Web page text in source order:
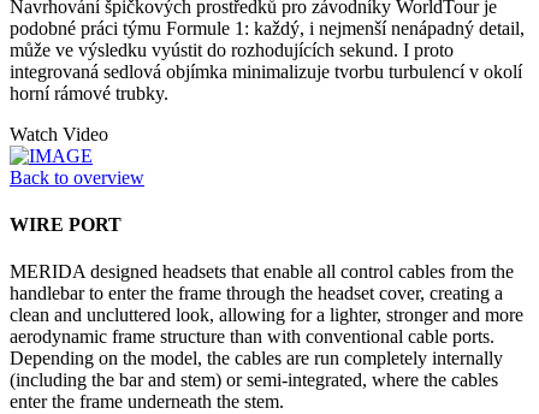
Navrhování špičkových prostředků pro závodníky WorldTour je
podobné práci týmu Formule 1: každý, i nejmenší nenápadný detail,
může ve výsledku vyústit do rozhodujících sekund. I proto
integrovaná sedlová objímka minimalizuje tvorbu turbulencí v okolí
horní rámové trubky.
Watch Video
Back to overview
WIRE PORT
MERIDA designed headsets that enable all control cables from the
handlebar to enter the frame through the headset cover, creating a
clean and uncluttered look, allowing for a lighter, stronger and more
aerodynamic frame structure than with conventional cable ports.
Depending on the model, the cables are run completely internally
(including the bar and stem) or semi-integrated, where the cables
enter the frame underneath the stem.